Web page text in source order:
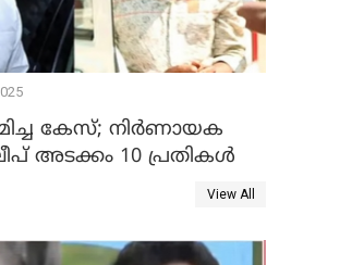
കേസ്; നിർണായക
അടക്കം 10 പ്രതികൾ
View All